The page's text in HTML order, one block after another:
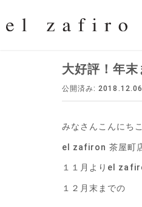
大好評！年末
公開済み: 2018.12.06
みなさんこんにち
el zafiron 茶屋町
１１月よりel
１２月末までの